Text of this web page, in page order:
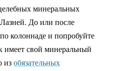
минеральных
До или после
колоннаде и попробуйте
свой минеральный
из обязательных